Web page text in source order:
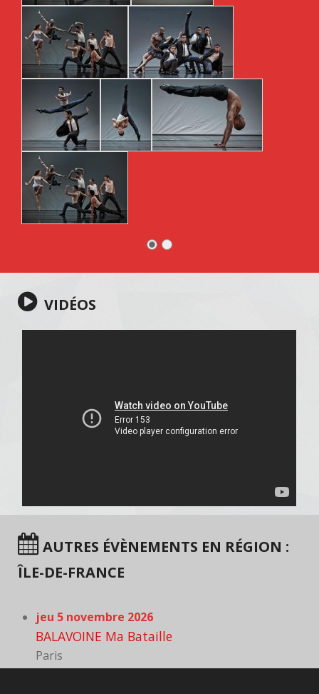
VIDÉOS
AUTRES ÉVÈNEMENTS EN RÉGION :
ÎLE-DE-FRANCE
jeu 5 novembre 2026
BALAVOINE Ma Bataille
Paris